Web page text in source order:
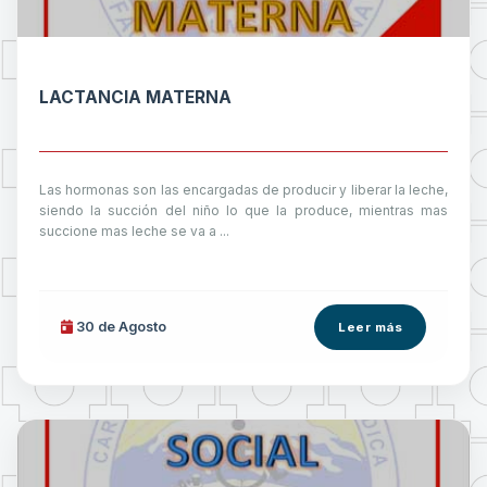
LACTANCIA MATERNA
Las hormonas son las encargadas de producir y liberar la leche,
siendo la succión del niño lo que la produce, mientras mas
succione mas leche se va a ...
30 de Agosto Leer más